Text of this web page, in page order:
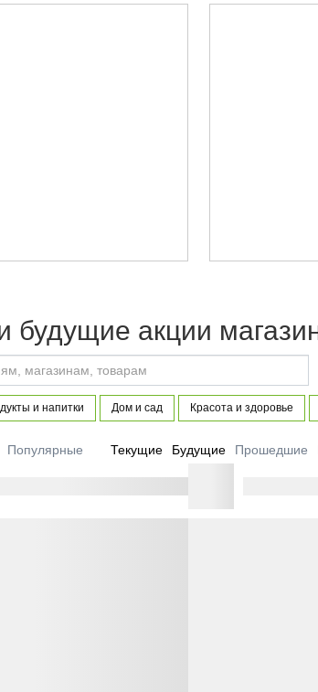
будущие акции
и напитки Дом и сад Красота и здоровье
Популярные Текущие Будущие Прошедшие